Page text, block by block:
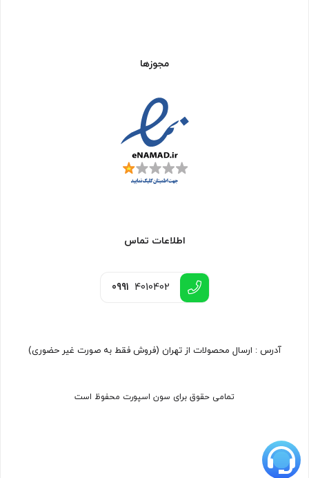
مجوزها
اطلاعات تماس
0991 4010402
آدرس : ارسال محصولات از تهران (فروش فقط به صورت غیر حضوری)
تمامی حقوق برای سون اسپورت محفوظ است